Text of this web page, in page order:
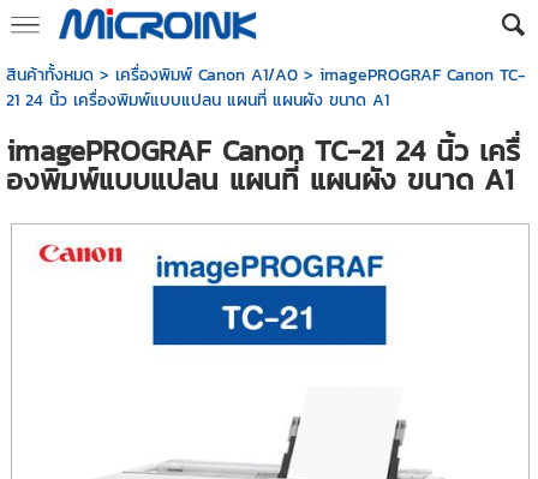
สินค้าทั้งหมด> เครื่องพิมพ์ Canon A1/A0> imagePROGRAF Canon TC-
21 24 นิ้ว เครื่องพิมพ์แบบแปลน แผนที่ แผนผัง ขนาด A1
imagePROGRAF Canon TC-21 24 นิ้ว เครื่
องพิมพ์แบบแปลน แผนที่ แผนผัง ขนาด A1